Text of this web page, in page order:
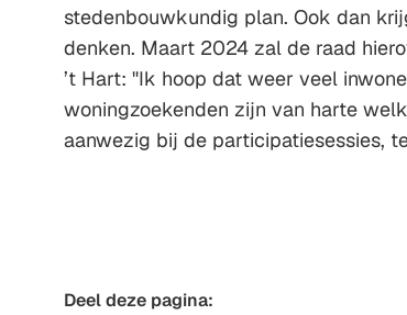
stedenbouwkundig plan. Ook dan
denken. Maart 2024 zal de raad
’t Hart: "Ik hoop dat weer veel
woningzoekenden zijn van harte
aanwezig bij de participatiesessies,
Deel deze pagina: